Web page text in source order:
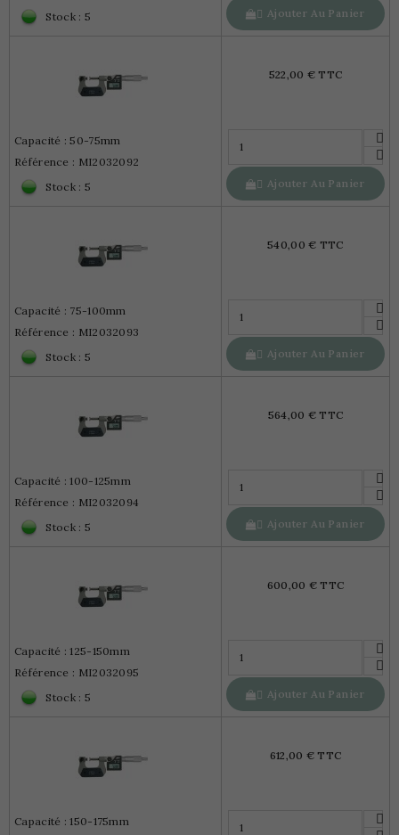
Stock : 5 Ajouter Au Panier
Capacité : 50-75mm
Référence : MI2032092
Stock : 5
522,00 € TTC
Ajouter Au Panier
Capacité : 75-100mm
Référence : MI2032093
Stock : 5
540,00 € TTC
Ajouter Au Panier
Capacité : 100-125mm
Référence : MI2032094
Stock : 5
564,00 € TTC
Ajouter Au Panier
Capacité : 125-150mm
Référence : MI2032095
Stock : 5
600,00 € TTC
Ajouter Au Panier
Capacité : 150-175mm
612,00 € TTC